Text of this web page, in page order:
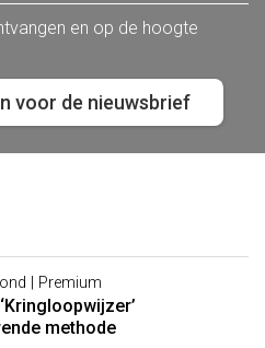
en op de hoogte
voor de nieuwsbrief
| Premium
methode